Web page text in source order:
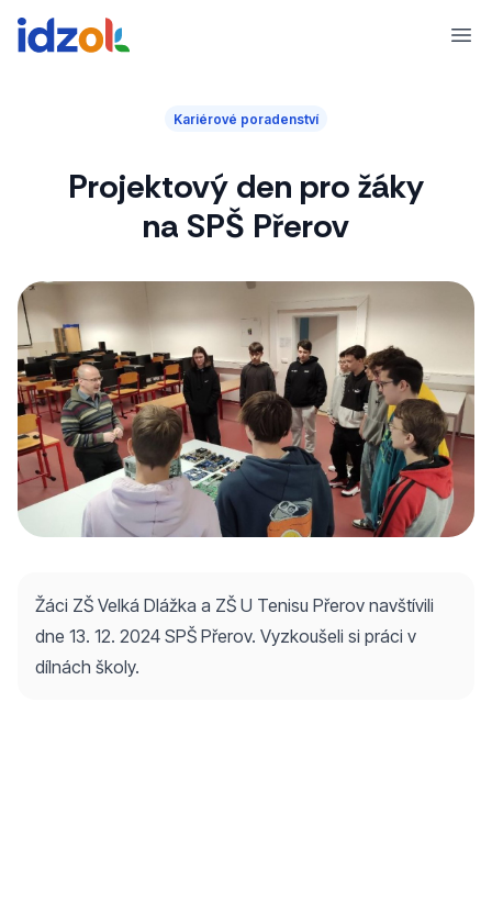
Kariérové poradenství
Projektový den pro žáky
na SPŠ Přerov
Žáci ZŠ Velká Dlážka a ZŠ U Tenisu Přerov navštívili
dne 13. 12. 2024 SPŠ Přerov. Vyzkoušeli si práci v
dílnách školy.